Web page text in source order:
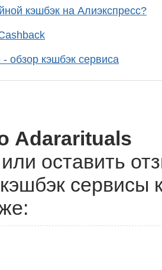
кэшбэк на Алиэкспресс?
обзор кэшбэк сервиса
Adararituals
оставить
сервисы